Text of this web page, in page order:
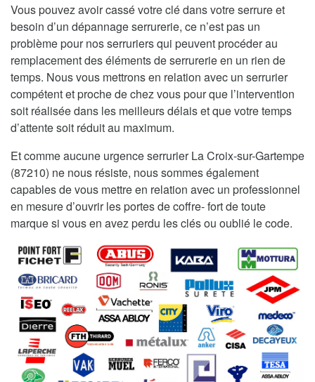
Vous pouvez avoir cassé votre clé dans votre serrure et
besoin d’un dépannage serrurerie, ce n’est pas un
problème pour nos serruriers qui peuvent procéder au
remplacement des éléments de serrurerie en un rien de
temps. Nous vous mettrons en relation avec un serrurier
compétent et proche de chez vous pour que l’intervention
soit réalisée dans les meilleurs délais et que votre temps
d’attente soit réduit au maximum.
Et comme aucune urgence serrurier La Croix-sur-Gartempe
(87210) ne nous résiste, nous sommes également
capables de vous mettre en relation avec un professionnel
en mesure d’ouvrir les portes de coffre- fort de toute
marque si vous en avez perdu les clés ou oublié le code.